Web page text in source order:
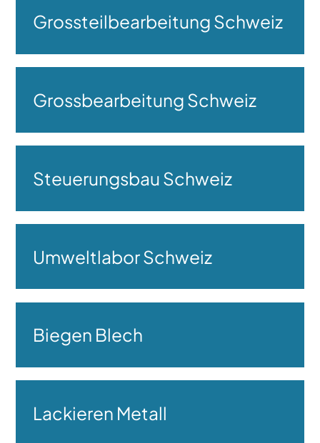
Grossteilbearbeitung Schweiz
Grossbearbeitung Schweiz
Steuerungsbau Schweiz
Umweltlabor Schweiz
Biegen Blech
Lackieren Metall